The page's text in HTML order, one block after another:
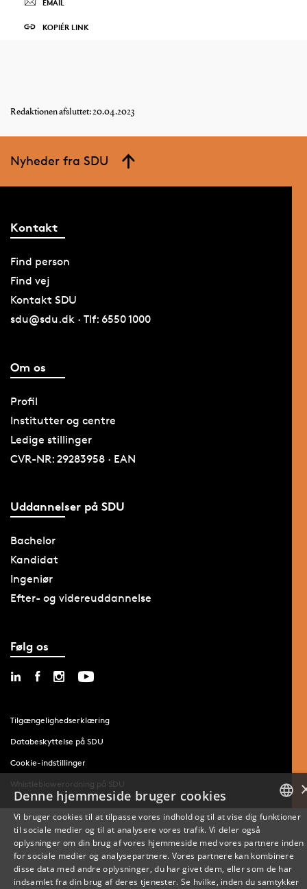
EMAIL
KOPIÉR LINK
Redaktionen afsluttet: 20.04.2023
Nyheder fra SDU
Kontakt
Find person
Find vej
Kontakt SDU
sdu@sdu.dk · Tlf: 6550 1000
Om os
Profil
Institutter og centre
Ledige stillinger
CVR-NR: 29283958 · EAN
Uddannelser på SDU
Bachelor
Kandidat
Ingeniør
Efter- og videreuddannelse
Følg os
Tilgængelighedserklæring
Databeskyttelse på SDU
Cookie-indstillinger
Whistleblowerordning på SDU
ENGLISH
Denne hjemmeside bruger cookies
Vi bruger cookies til at tilpasse vores indhold og til at vise dig funktioner
til sociale medier og til at analysere vores trafik. Vi deler også
oplysninger om din brug af vores hjemmeside med vores partnere inden
for sociale medier og analysepartnere. Vores partnere kan kombinere
disse data med andre oplysninger, du har givet dem, eller som de har
indsamlet fra din brug af deres tjenester. Se hvilke, inden du samtykker